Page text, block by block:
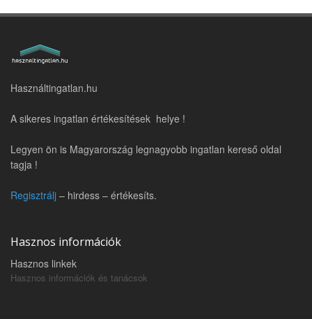
Használtingatlan.hu
A sikeres ingatlan értékesítések helye !
Legyen ön is Magyarország legnagyobb ingatlan kereső oldal
tagja !
Regisztrálj – hirdess – értékesíts.
Hasznos információk
Hasznos linkek
Hasznos információk és tanácsok